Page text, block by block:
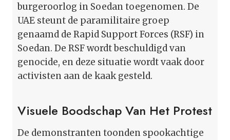
burgeroorlog in Soedan toegenomen. De
UAE steunt de paramilitaire groep
genaamd de Rapid Support Forces (RSF) in
Soedan. De RSF wordt beschuldigd van
genocide, en deze situatie wordt vaak door
activisten aan de kaak gesteld.
Visuele Boodschap Van Het Protest
De demonstranten toonden spookachtige